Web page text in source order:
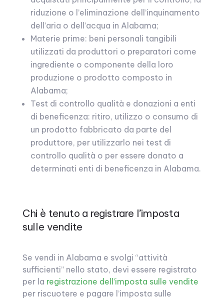
riduzione o l’eliminazione dell’inquinamento
dell’aria o dell’acqua in Alabama;
Materie prime: beni personali tangibili
utilizzati da produttori o preparatori come
ingrediente o componente della loro
produzione o prodotto composto in
Alabama;
Test di controllo qualità e donazioni a enti
di beneficenza: ritiro, utilizzo o consumo di
un prodotto fabbricato da parte del
produttore, per utilizzarlo nei test di
controllo qualità o per essere donato a
determinati enti di beneficenza in Alabama.
Chi è tenuto a registrare l’imposta
sulle vendite
Se vendi in Alabama e svolgi “attività
sufficienti” nello stato, devi essere registrato
per la registrazione dell’imposta sulle vendite
per riscuotere e pagare l’imposta sulle